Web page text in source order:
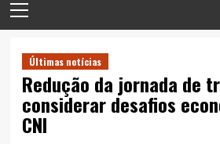
Menu
Últimas notícias
Redução da jornada de
considerar desafios
CNI